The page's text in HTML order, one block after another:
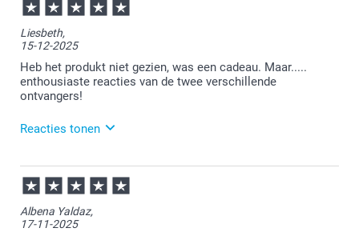
13:51
Bedankt voor je review. Wat jammer om te horen dat
je niet geheel tevreden bent over je bestelling. Je
mag een foto van waar je niet tevreden over bent
sturen naar onze klantenservice:
service@smartphoto.nl. Ze kijken graag met je mee
naar een passende oplossing!
Liesbeth,
15-12-2025
Heb het produkt niet gezien, was een cadeau. Maar.....
enthousiaste reacties van de twee verschillende
ontvangers!
Reacties tonen
16-12-2025
13:04
Bedankt voor je bericht.
Graag tot ziens op onze site!
Albena Yaldaz,
17-11-2025